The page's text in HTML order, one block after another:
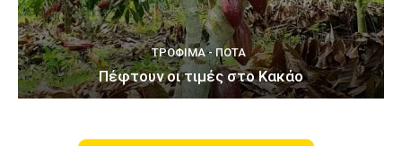
ΤΡΌΦΙΜΑ - ΠΟΤΆ
Πέφτουν οι τιμές στο Κακάο